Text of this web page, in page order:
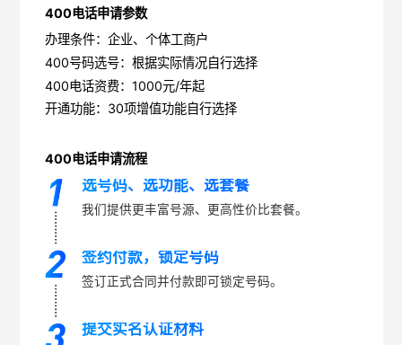
400电话申请参数
办理条件：企业、个体工商户
400号码选号：根据实际情况自行选择
400电话资费：1000元/年起
开通功能：30项增值功能自行选择
400电话申请流程
选号码、选功能、选套餐
我们提供更丰富号源、更高性价比套餐。
签约付款，锁定号码
签订正式合同并付款即可锁定号码。
提交实名认证材料